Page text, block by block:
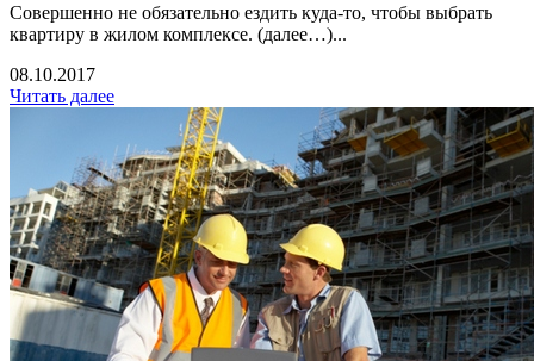
Совершенно не обязательно ездить куда-то, чтобы выбрать
квартиру в жилом комплексе. (далее…)...
08.10.2017
Читать далее